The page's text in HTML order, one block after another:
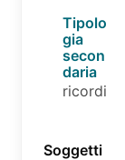
Tipolo
gia
secon
daria
ricordi
Soggetti